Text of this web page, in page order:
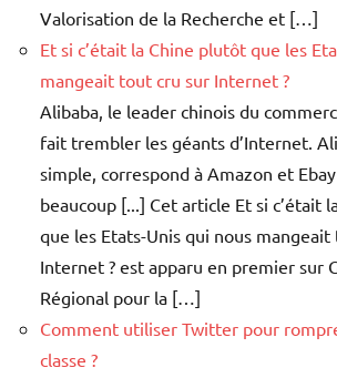
Valorisation de la Recherche et […]
Et si c’était la Chine plutôt que les
mangeait tout cru sur Internet ?
Alibaba, le leader chinois du
fait trembler les géants d’Internet.
simple, correspond à Amazon et
beaucoup [...] Cet article Et si c’était
que les Etats-Unis qui nous
Internet ? est apparu en premier sur
Régional pour la […]
Comment utiliser Twitter pour
classe ?